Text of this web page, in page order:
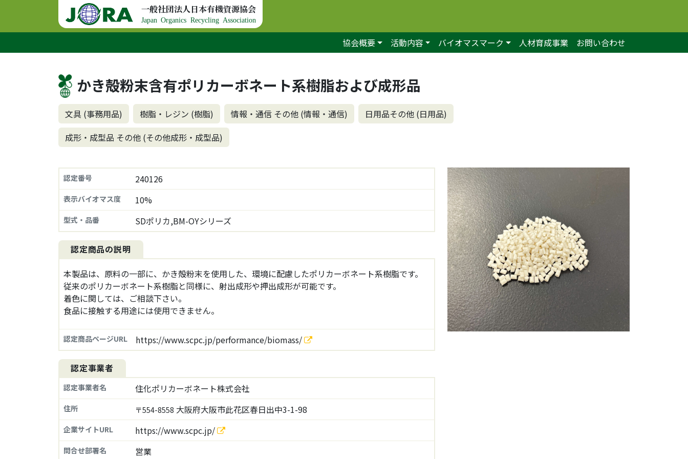
コンテンツへスキップ
メインナビゲーション
一般社団法人日本有機資源協会
Japan Organics Recycling Association
協会概要 活動内容 バイオマスマーク 人材育成事業 お問い合わせ
かき殻粉末含有ポリカーボネート系樹脂および成形品
文具 (事務用品) 樹脂・レジン (樹脂) 情報・通信 その他 (情報・通信)
日用品その他 (日用品)
成形・成型品 その他 (その他成形・成型品)
認定番号 240126
表示バイオマス度 10%
型式・品番 SDポリカ,BM-OYシリーズ
認定商品の説明
本製品は、原料の一部に、かき殻粉末を使用した、環境に配慮したポリカーボネート系樹脂です。
従来のポリカーボネート系樹脂と同様に、射出成形や押出成形が可能です。
着色に関しては、ご相談下さい。
食品に接触する用途には使用できません。
認定商品ページURL https://www.scpc.jp/performance/biomass/
認定事業者
認定事業者名 住化ポリカーボネート株式会社
住所 〒554-8558 大阪府大阪市此花区春日出中3-1-98
企業サイトURL https://www.scpc.jp/
問合せ部署名 営業